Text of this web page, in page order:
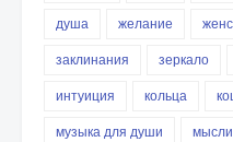
душа
желание
заклинания
зеркало
интуиция
кольца
музыка для души
мысли